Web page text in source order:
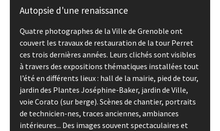
Autopsie d'une renaissance
Quatre photographes de la Ville de Grenoble ont
couvert les travaux de restauration de la tour Perret
ces trois dernières années. Leurs clichés sont visibles
à travers des expositions thématiques installées tout
l’été en différents lieux : hall de la mairie, pied de tour,
jardin des Plantes Joséphine-Baker, jardin de Ville,
voie Corato (sur berge). Scènes de chantier, portraits
de technicien-nes, traces anciennes, ambiances
intérieures... Des images souvent spectaculaires et